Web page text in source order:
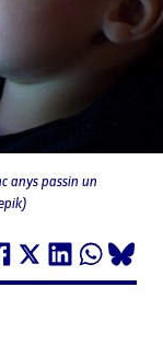
anys passin un